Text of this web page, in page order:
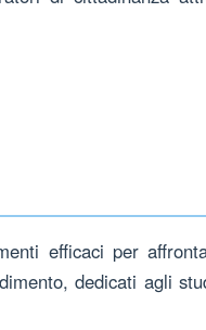
efficaci per
dedicati agli